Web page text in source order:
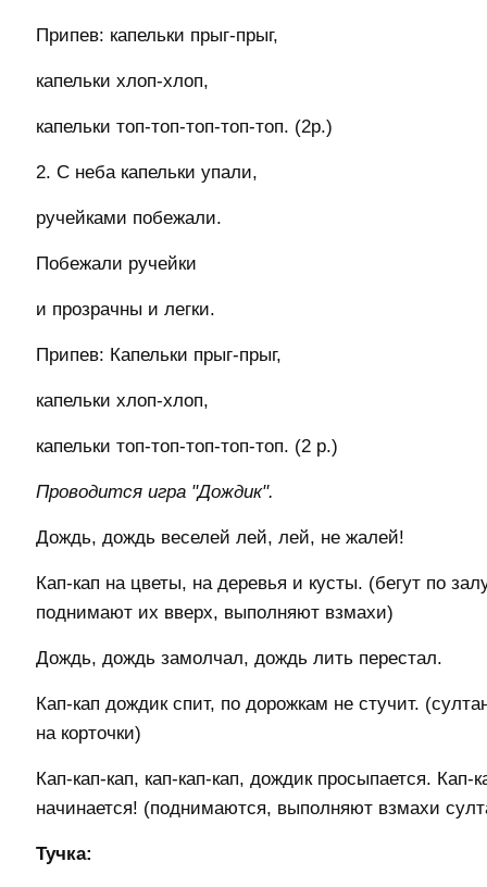
Припев: капельки прыг-прыг,
капельки хлоп-хлоп,
капельки топ-топ-топ-топ-топ. (2р.)
2. С неба капельки упали,
ручейками побежали.
Побежали ручейки
и прозрачны и легки.
Припев: Капельки прыг-прыг,
капельки хлоп-хлоп,
капельки топ-топ-топ-топ-топ. (2 р.)
Проводится игра "Дождик".
Дождь, дождь веселей лей, лей, не жалей!
Кап-кап на цветы, на деревья и кусты. (бегут по
поднимают их вверх, выполняют взмахи)
Дождь, дождь замолчал, дождь лить перестал.
Кап-кап дождик спит, по дорожкам не стучит.
на корточки)
Кап-кап-кап, кап-кап-кап, дождик просыпается. Кап-
начинается! (поднимаются, выполняют взмахи
Тучка: